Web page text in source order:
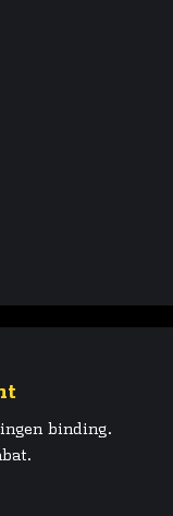
binding.